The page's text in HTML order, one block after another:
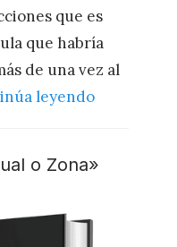
que es
que habría
de una vez al
leyendo
o Zona»